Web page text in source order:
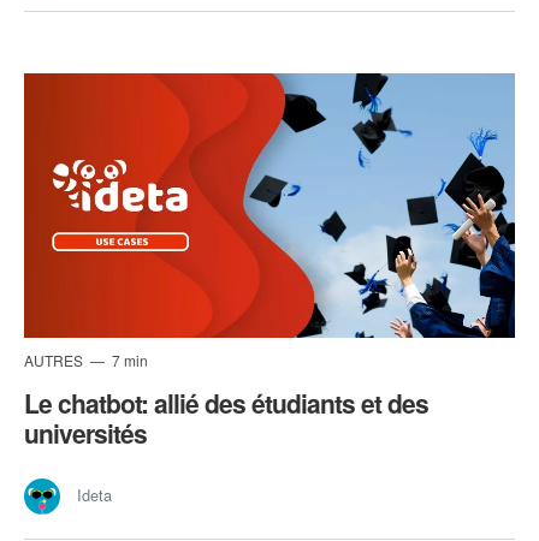
AUTRES 7 min
Le chatbot: allié des étudiants et des
universités
Ideta